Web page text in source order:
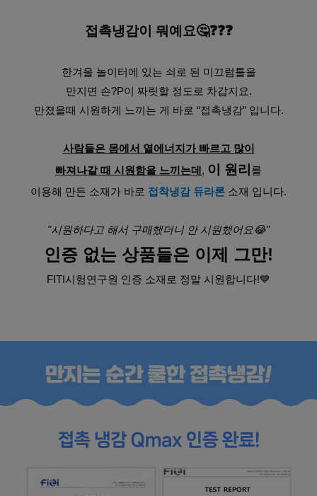
접촉냉감이 뭐예요🤔❓❓❓
한겨울 놀이터에 있는 쇠로 된 미끄럼틀을
만지면 손?P이 짜릿할 정도로 차갑지요.
만졌을때 시원하게 느끼는 게 바로 “접촉냉감” 입니다.
사람들은 몸에서 열에너지가 빠르고 많이
빠져나갈 때 시원함을 느끼는데 , 이 원리 를
이용해 만든 소재가 바로 접착냉감 듀라론 소재 입니다.
"시원하다고 해서 구매했더니 안 시원했어요😂"
인증 없는 상품들은 이제 그만!
FITI시험연구원 인증 소재로 정말 시원합니다!💙